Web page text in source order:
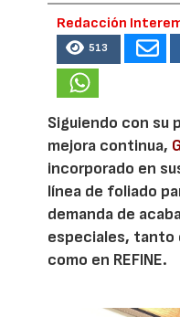
Redacción
513
Siguiendo con su
mejora continua,
incorporado en
línea de foliado
demanda de
especiales, tanto
como en REFINE.